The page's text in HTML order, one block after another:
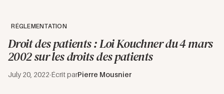
RÉGLEMENTATION
Droit des patients : Loi Kouchner du 4 mars
2002 sur les droits des patients
July 20, 2022·Écrit parPierre Mousnier